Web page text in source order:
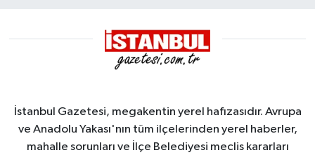
İstanbul Gazetesi, megakentin yerel hafızasıdır. Avrupa
ve Anadolu Yakası'nın tüm ilçelerinden yerel haberler,
mahalle sorunları ve İlçe Belediyesi meclis kararları